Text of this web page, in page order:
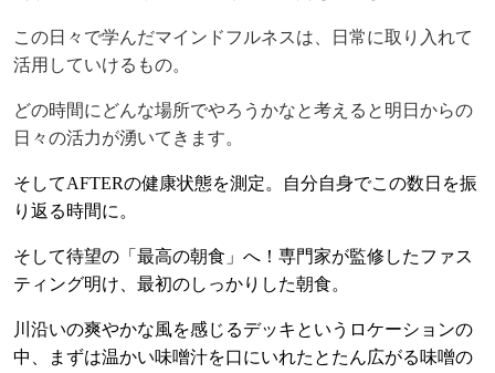
この日々で学んだマインドフルネスは、日常に取り入れて
活用していけるもの。
どの時間にどんな場所でやろうかなと考えると明日からの
日々の活力が湧いてきます。
そしてAFTERの健康状態を測定。自分自身でこの数日を振
り返る時間に。
そして待望の「最高の朝食」へ！専門家が監修したファス
ティング明け、最初のしっかりした朝食。
川沿いの爽やかな風を感じるデッキというロケーションの
中、
まずは温かい味噌汁を口にいれたとたん広がる味噌の